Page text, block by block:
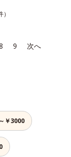
肌*2 男性の顔画像
価において、基準画
評価されたこと*3
やかさ、若々しさの
を業界で初めて発見
を遂げました。うる
い男性肌に着目し、
なじみやすくする
クト設計」を採用。
）
9 次へ
￥3000